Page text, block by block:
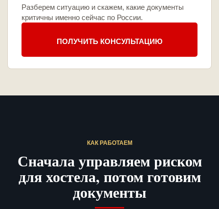
Разберем ситуацию и скажем, какие документы
критичны именно сейчас по России.
ПОЛУЧИТЬ КОНСУЛЬТАЦИЮ
КАК РАБОТАЕМ
Сначала управляем риском
для хостела, потом готовим
документы